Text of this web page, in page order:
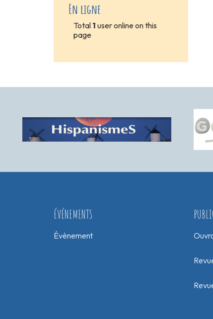
En ligne
Total 1 user online on this
page
ÉVÉNEMENTS
Évènement